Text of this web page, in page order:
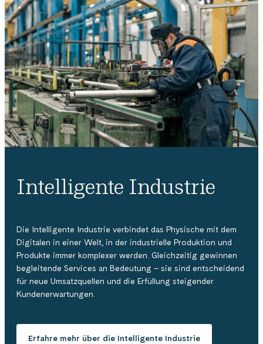
Intelligente Industrie
Die Intelligente Industrie verbindet das Physische mit dem
Digitalen in einer Welt, in der industrielle Produktion und
Produkte immer komplexer werden. Gleichzeitig gewinnen
begleitende Services an Bedeutung – sie sind entscheidend
für neue Umsatzquellen und die Erfüllung steigender
Kundenerwartungen.
Erfahre mehr über die Intelligente Industrie